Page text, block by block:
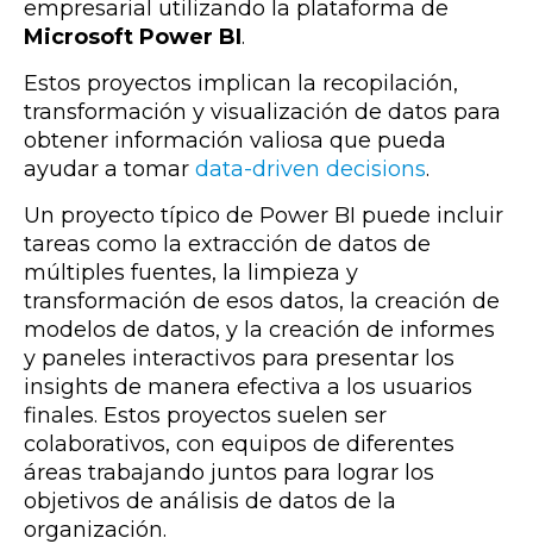
empresarial utilizando la plataforma de
Microsoft Power BI.
Estos proyectos implican la recopilación,
transformación y visualización de datos para
obtener información valiosa que pueda
ayudar a tomar data-driven decisions.
Un proyecto típico de Power BI puede incluir
tareas como la extracción de datos de
múltiples fuentes, la limpieza y
transformación de esos datos, la creación de
modelos de datos, y la creación de informes
y paneles interactivos para presentar los
insights de manera efectiva a los usuarios
finales. Estos proyectos suelen ser
colaborativos, con equipos de diferentes
áreas trabajando juntos para lograr los
objetivos de análisis de datos de la
organización.